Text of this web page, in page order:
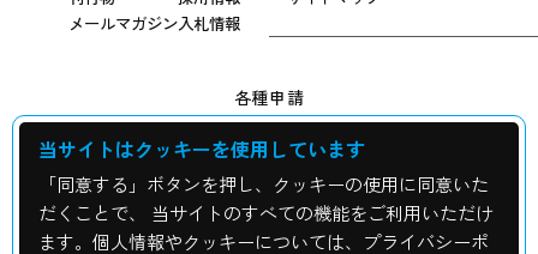
メールマガジン入札情報
各種申請
広報用写真申し込み
震災資料の貸出について
当サイトはクッキーを使用しています
「同意する」ボタンを押し、クッキーの使用に同意いた
だくことで、 当サイトのすべての機能をご利用いただけ
ます。個人情報やクッキーについては、プライバシーポ